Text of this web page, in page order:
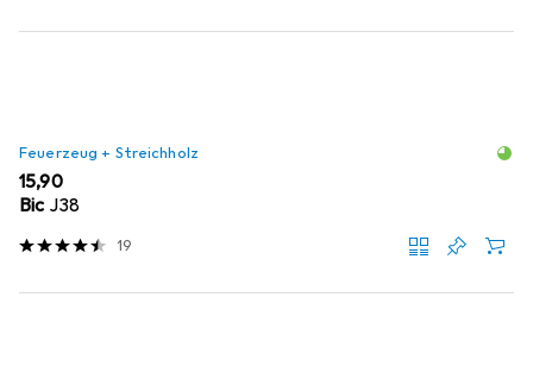
Feuerzeug + Streichholz
EUR
15,90
Bic J38
19